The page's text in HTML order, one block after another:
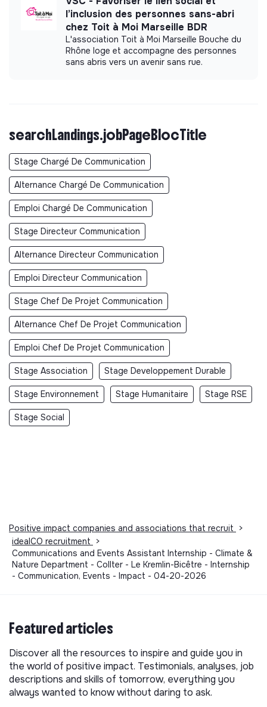
l’inclusion des personnes sans-abri
chez Toit à Moi Marseille BDR
L'association Toit à Moi Marseille Bouche du
Rhône loge et accompagne des personnes
sans abris vers un avenir sans rue.
searchLandings.jobPageBlocTitle
Stage Chargé De Communication
Alternance Chargé De Communication
Emploi Chargé De Communication
Stage Directeur Communication
Alternance Directeur Communication
Emploi Directeur Communication
Stage Chef De Projet Communication
Alternance Chef De Projet Communication
Emploi Chef De Projet Communication
Stage Association Stage Developpement Durable
Stage Environnement Stage Humanitaire Stage RSE
Stage Social
Positive impact companies and associations that recruit
>
idealCO recruitment
>
Communications and Events Assistant Internship - Climate &
Nature Department - Collter - Le Kremlin-Bicêtre - Internship
- Communication, Events - Impact - 04-20-2026
Featured articles
Discover all the resources to inspire and guide you in
the world of positive impact. Testimonials, analyses, job
descriptions and skills of tomorrow, everything you
always wanted to know without daring to ask.